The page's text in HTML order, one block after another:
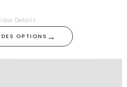
OPTIONS →
Details